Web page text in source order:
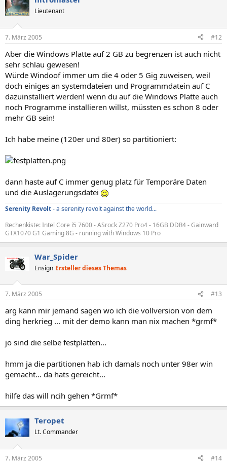
Lieutenant
7. März 2005 #12
Aber die Windows Platte auf 2 GB zu begrenzen ist auch nicht
sehr schlau gewesen!
Würde Windoof immer um die 4 oder 5 Gig zuweisen, weil
doch einiges an systemdateien und Programmdatein auf C
dazuinstalliert werden! wenn du auf die Windows Platte auch
noch Programme installieren willst, müssten es schon 8 oder
mehr GB sein!
Ich habe meine (120er und 80er) so partitioniert:
dann haste auf C immer genug platz für Temporäre Daten
und die Auslagerungsdatei
Serenity Revolt- a serenity revolt against the world...
Rechenkiste: Intel Core i5 7600 - ASrock Z270 Pro4 - 16GB DDR4 - Gainward
GTX1070 G1 Gaming 8G - running with Windows 10 Pro
War_Spider
Ensign Ersteller dieses Themas
7. März 2005 #13
arg kann mir jemand sagen wo ich die vollversion von dem
ding herkrieg ... mit der demo kann man nix machen *grmf*
jo sind die selbe festplatten...
hmm ja die partitionen hab ich damals noch unter 98er win
gemacht... da hats gereicht...
hilfe das will ncih gehen *Grmf*
Teropet
Lt. Commander
7. März 2005 #14